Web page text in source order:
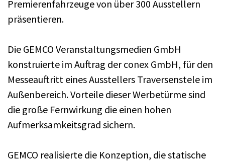
Premierenfahrzeuge von über 300 Ausstellern
präsentieren.
Die GEMCO Veranstaltungsmedien GmbH
konstruierte im Auftrag der conex GmbH, für den
Messeauftritt eines Ausstellers Traversenstele im
Außenbereich. Vorteile dieser Werbetürme sind
die große Fernwirkung die einen hohen
Aufmerksamkeitsgrad sichern.
GEMCO realisierte die Konzeption, die statische